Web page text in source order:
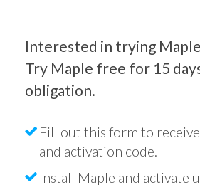
Interested in trying
Try Maple free for 15
obligation.
Fill out this form to
and activation code.
Install Maple and activate